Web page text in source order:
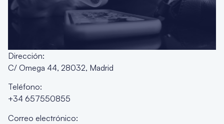
Dirección:
C/ Omega 44, 28032, Madrid
Teléfono:
+34 657550855
Correo electrónico: